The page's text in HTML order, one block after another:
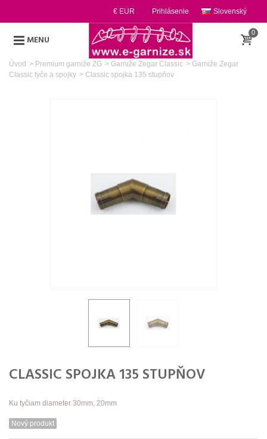
Slovenský
Prihlásenie
€ EUR
MENU
0
Úvod > Premium garniže ZG > Garniže Zegar Classic > Garniže Zegar
Classic tyče a spojky > Classic spojka 135 stupňov
CLASSIC SPOJKA 135 STUPŇOV
Ku tyčiam diameter 30mm, 20mm
Nový produkt